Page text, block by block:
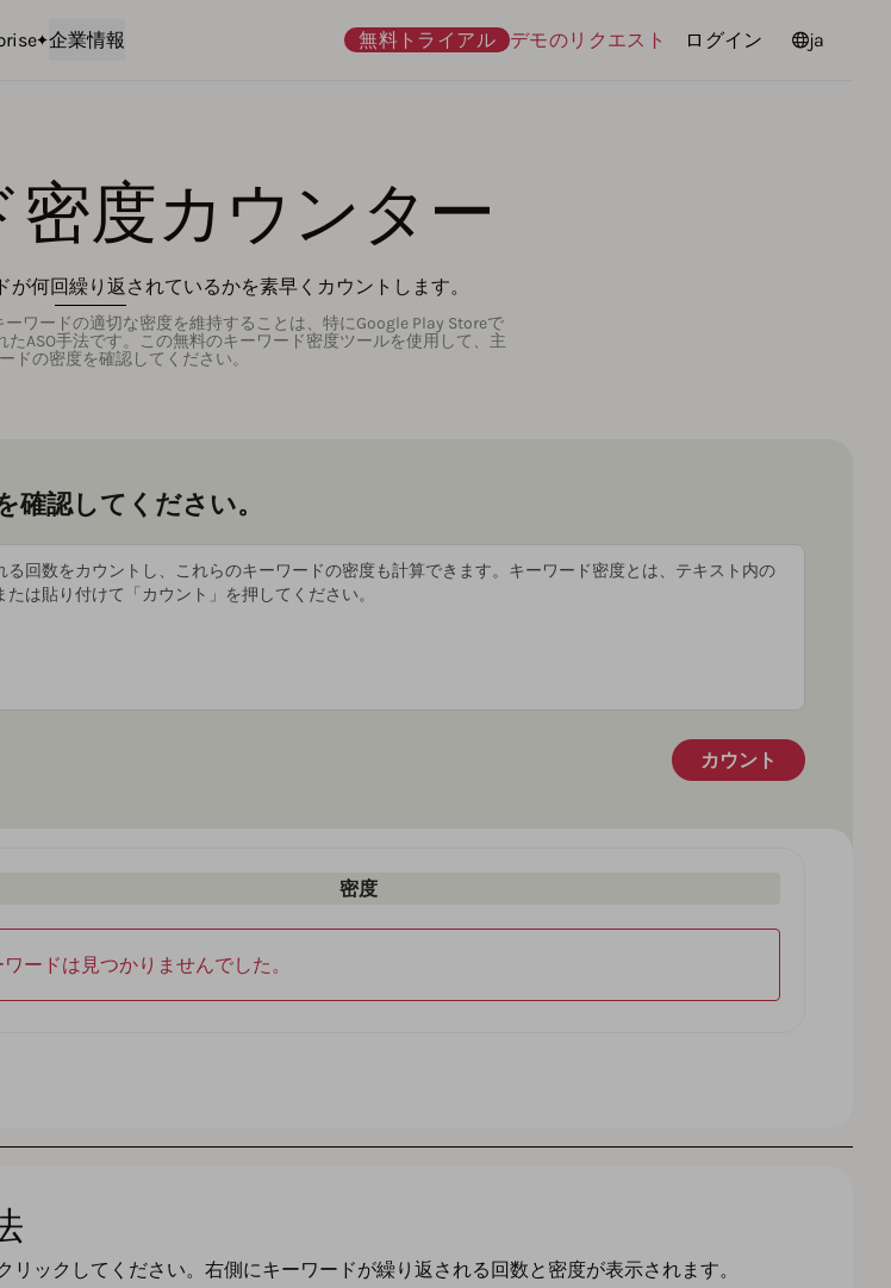
企業情報 無料トライアル デモのリクエスト ログイン 言語
ja
密度カウンター
何回繰り返されているかを素早くカウントします。
ワードの適切な密度を維持することは、特にGoogle Play Storeで
ASO手法です。この無料のキーワード密度ツールを使用して、主
ドの密度を確認してください。
認してください。
カウント
密度
ードは見つかりませんでした。
ックしてください。右側にキーワードが繰り返される回数と密度が表示されます。